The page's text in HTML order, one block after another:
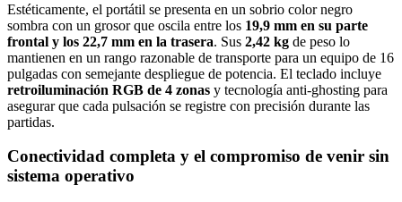
Estéticamente, el portátil se presenta en un sobrio color negro
sombra con un grosor que oscila entre los 19,9 mm en su parte
frontal y los 22,7 mm en la trasera. Sus 2,42 kg de peso lo
mantienen en un rango razonable de transporte para un equipo de 16
pulgadas con semejante despliegue de potencia. El teclado incluye
retroiluminación RGB de 4 zonas y tecnología anti-ghosting para
asegurar que cada pulsación se registre con precisión durante las
partidas.
Conectividad completa y el compromiso de venir sin
sistema operativo